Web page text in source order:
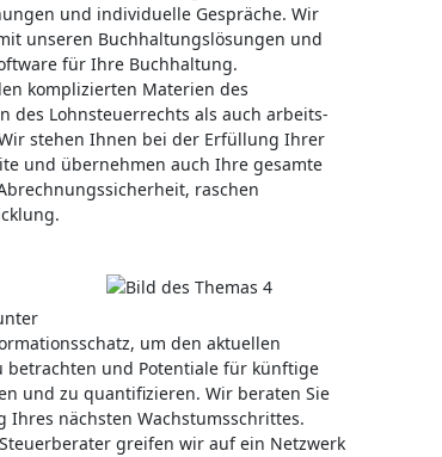
und individuelle Gespräche. Wir
unseren Buchhaltungslösungen und
für Ihre Buchhaltung.
komplizierten Materien des
des Lohnsteuerrechts als auch arbeits-
stehen Ihnen bei der Erfüllung Ihrer
und übernehmen auch Ihre gesamte
raschen
um den aktuellen
betrachten und Potentiale für künftige
und zu quantifizieren. Wir beraten Sie
nächsten Wachstumsschrittes.
greifen wir auf ein Netzwerk